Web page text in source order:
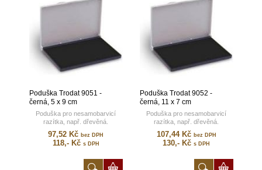
Poduška Trodat 9051 -
černá, 5 x 9 cm
Poduška pro nesamobarvicí
razítka, např. dřevěná.
97,52 Kč bez DPH
118,- Kč s DPH
Poduška Trodat 9052 -
černá, 11 x 7 cm
Poduška pro nesamobarvicí
razítka, např. dřevěná.
107,44 Kč bez DPH
130,- Kč s DPH